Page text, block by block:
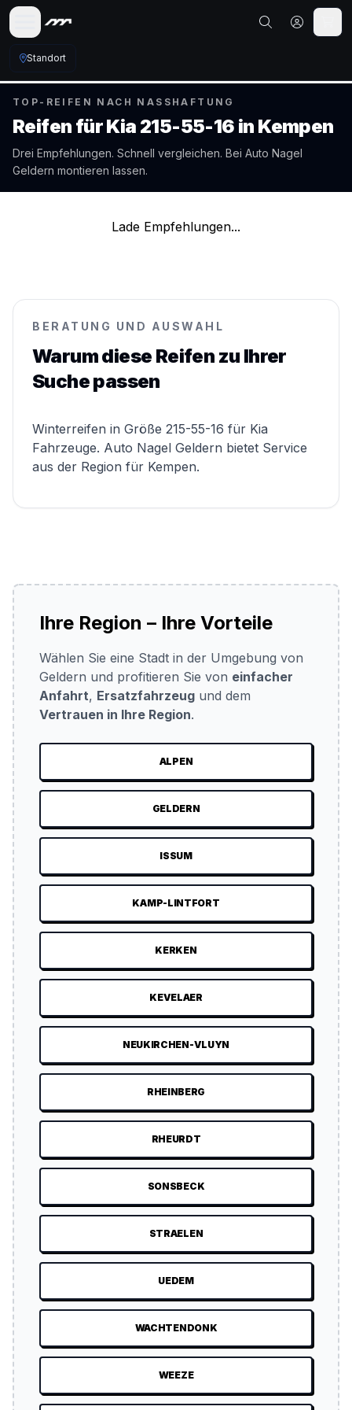
Standort
TOP-REIFEN NACH NASSHAFTUNG
Reifen fürKia 215-55-16 in Kempen
Drei Empfehlungen. Schnell vergleichen. Bei Auto Nagel
Geldern montieren lassen.
Lade Empfehlungen...
BERATUNG UND AUSWAHL
Warum diese Reifen zu Ihrer
Suche passen
Winterreifen in Größe 215-55-16 für Kia
Fahrzeuge. Auto Nagel Geldern bietet Service
aus der Region für Kempen.
Ihre Region – Ihre Vorteile
Wählen Sie eine Stadt in der Umgebung von
Geldern und profitieren Sie von einfacher
Anfahrt, Ersatzfahrzeug und dem
Vertrauen in Ihre Region.
ALPEN
GELDERN
ISSUM
KAMP-LINTFORT
KERKEN
KEVELAER
NEUKIRCHEN-VLUYN
RHEINBERG
RHEURDT
SONSBECK
STRAELEN
UEDEM
WACHTENDONK
WEEZE